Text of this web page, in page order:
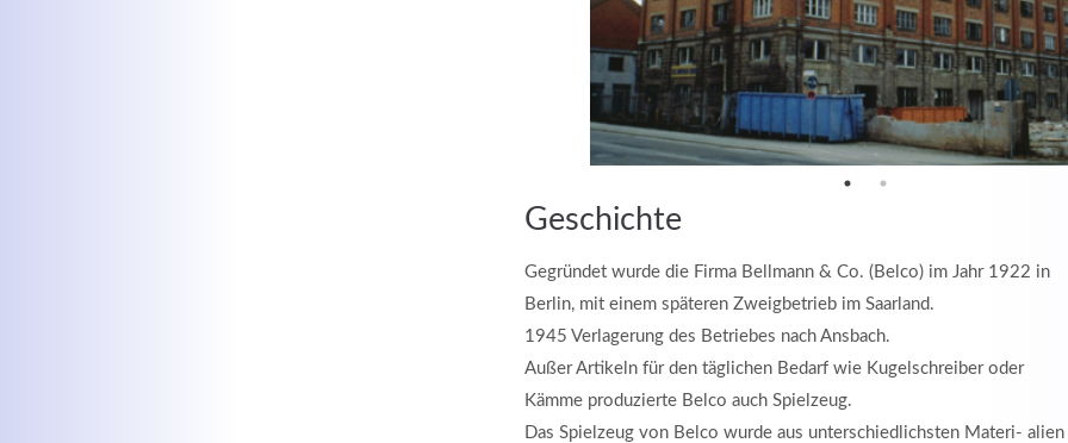
Geschichte
Gegründet wurde die Firma Bellmann & Co. (Belco) im Jahr 1922 in
Berlin, mit einem späteren Zweigbetrieb im Saarland.
1945 Verlagerung des Betriebes nach Ansbach.
Außer Artikeln für den täglichen Bedarf wie Kugelschreiber oder
Kämme produzierte Belco auch Spielzeug.
Das Spielzeug von Belco wurde aus unterschiedlichsten Materi- alien